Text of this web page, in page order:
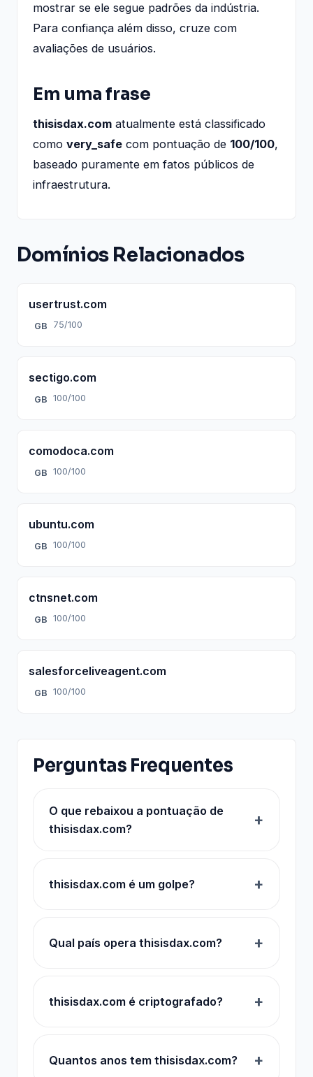
mostrar se ele segue padrões da indústria.
Para confiança além disso, cruze com
avaliações de usuários.
Em uma frase
thisisdax.com atualmente está classificado
como very_safe com pontuação de 100/100,
baseado puramente em fatos públicos de
infraestrutura.
Domínios Relacionados
usertrust.com
GB 75/100
sectigo.com
GB 100/100
comodoca.com
GB 100/100
ubuntu.com
GB 100/100
ctnsnet.com
GB 100/100
salesforceliveagent.com
GB 100/100
Perguntas Frequentes
O que rebaixou a pontuação de
thisisdax.com?
thisisdax.com é um golpe?
Qual país opera thisisdax.com?
thisisdax.com é criptografado?
Quantos anos tem thisisdax.com?